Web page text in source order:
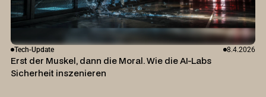
Tech-Update 8.4.2026
Erst der Muskel, dann die Moral. Wie die AI-Labs
Sicherheit inszenieren